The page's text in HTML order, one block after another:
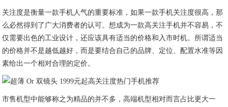
关注度是衡量一款手机人气的重要标准，如果一款手机关注度很高，那
么必然得到了广大消费者的认可。想成为一款高关注手机并不容易，不
仅需要出色的工业设计，还应该具有适当的价格和入市时机。所谓适当
的价格并不是越低越好，而是要结合自己的品牌、定位、配置水准等因
素给出一个相对合理的定价。
市售机型中能够称之为精品的并不多，高端机型相对而言占比更大一